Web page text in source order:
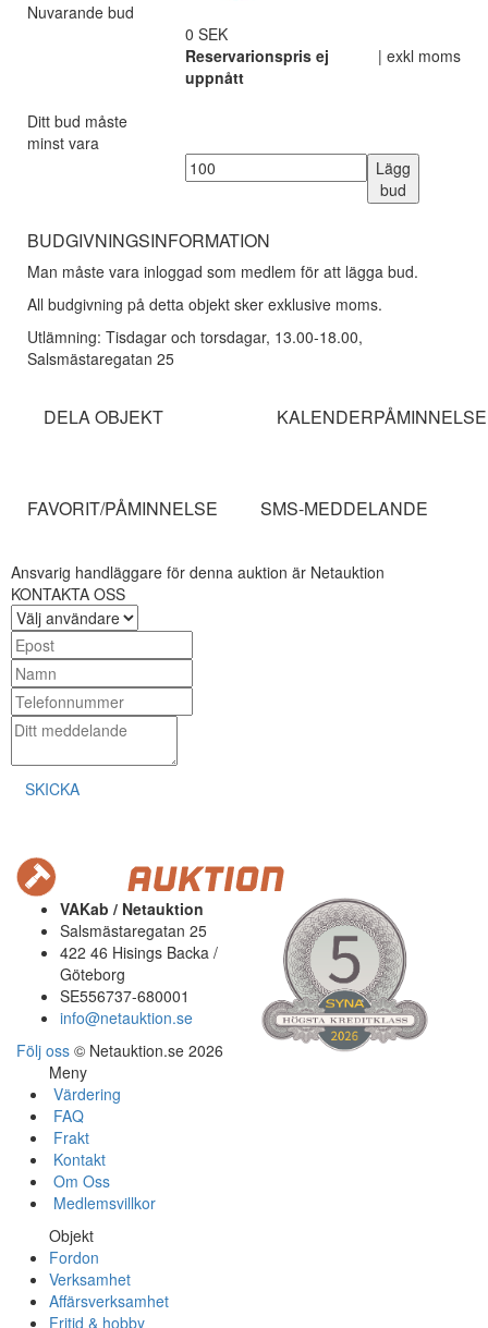
Nuvarande bud
0 SEK
| exkl moms
Reservarionspris ej
uppnått
Ditt bud måste
minst vara
Lägg
bud
BUDGIVNINGSINFORMATION
Man måste vara inloggad som medlem för att lägga bud.
All budgivning på detta objekt sker exklusive moms.
Utlämning: Tisdagar och torsdagar, 13.00-18.00,
Salsmästaregatan 25
DELA OBJEKT KALENDERPÅMINNELSE
FAVORIT/PÅMINNELSE SMS-MEDDELANDE
Ansvarig handläggare för denna auktion är Netauktion
KONTAKTA OSS
SKICKA
VAKab / Netauktion
Salsmästaregatan 25
422 46 Hisings Backa /
Göteborg
SE556737-680001
info@netauktion.se
Följ oss © Netauktion.se 2026
Meny
Värdering
FAQ
Frakt
Kontakt
Om Oss
Medlemsvillkor
Objekt
Fordon
Verksamhet
Affärsverksamhet
Fritid & hobby